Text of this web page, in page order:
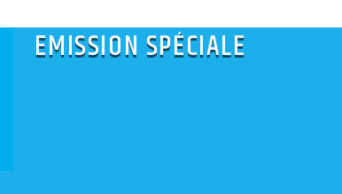
EMISSION SPÉCIALE